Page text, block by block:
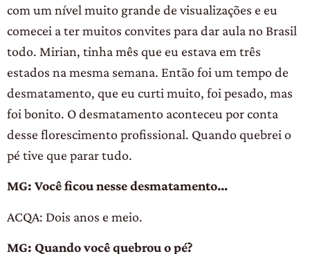
com um nível muito grande de visualizações e eu
comecei a ter muitos convites para dar aula no Brasil
todo. Mirian, tinha mês que eu estava em três
estados na mesma semana. Então foi um tempo de
desmatamento, que eu curti muito, foi pesado, mas
foi bonito. O desmatamento aconteceu por conta
desse florescimento profissional. Quando quebrei o
pé tive que parar tudo.
MG: Você ficou nesse desmatamento…
ACQA: Dois anos e meio.
MG: Quando você quebrou o pé?